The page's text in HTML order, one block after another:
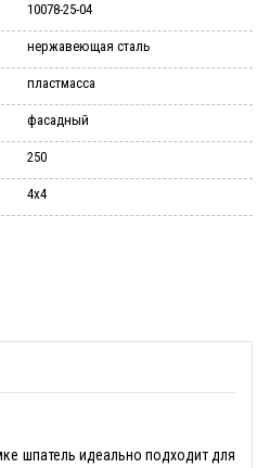
10078-25-04
нержавеющая сталь
пластмасса
фасадный
250
4х4
шпатель идеально подходит для